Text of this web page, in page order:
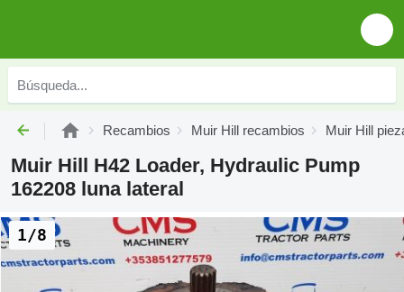
Recambios Muir Hill recambios Muir Hill
Muir Hill H42 Loader, Hydraulic Pump
162208 luna lateral
1/8